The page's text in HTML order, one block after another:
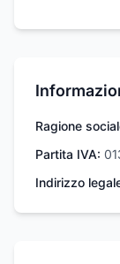
Ragione
Partita IVA:
Indirizzo